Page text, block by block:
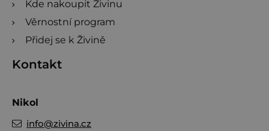
Kde nakoupit Živinu
Věrnostní program
Přidej se k Živině
Kontakt
Nikol
info@zivina.cz